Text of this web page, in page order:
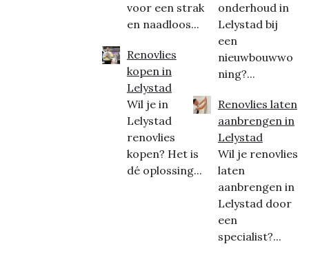
voor een strak
en naadloos...
Renovlies
kopen in
Lelystad
Wil je in
Lelystad
renovlies
kopen? Het is
dé oplossing...
onderhoud in
Lelystad bij
een
nieuwbouwwo
ning?...
Renovlies laten
aanbrengen in
Lelystad
Wil je renovlies
laten
aanbrengen in
Lelystad door
een
specialist?...